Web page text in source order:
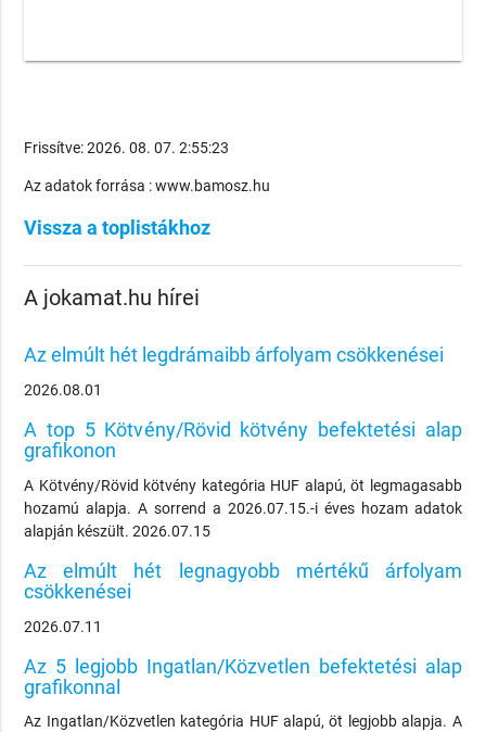
Frissítve: 2026. 08. 07. 2:55:23
Az adatok forrása : www.bamosz.hu
Vissza a toplistákhoz
A jokamat.hu hírei
Az elmúlt hét legdrámaibb árfolyam csökkenései
2026.08.01
A top 5 Kötvény/Rövid kötvény befektetési alap
grafikonon
A Kötvény/Rövid kötvény kategória HUF alapú, öt legmagasabb
hozamú alapja. A sorrend a 2026.07.15.-i éves hozam adatok
alapján készült. 2026.07.15
Az elmúlt hét legnagyobb mértékű árfolyam
csökkenései
2026.07.11
Az 5 legjobb Ingatlan/Közvetlen befektetési alap
grafikonnal
Az Ingatlan/Közvetlen kategória HUF alapú, öt legjobb alapja. A